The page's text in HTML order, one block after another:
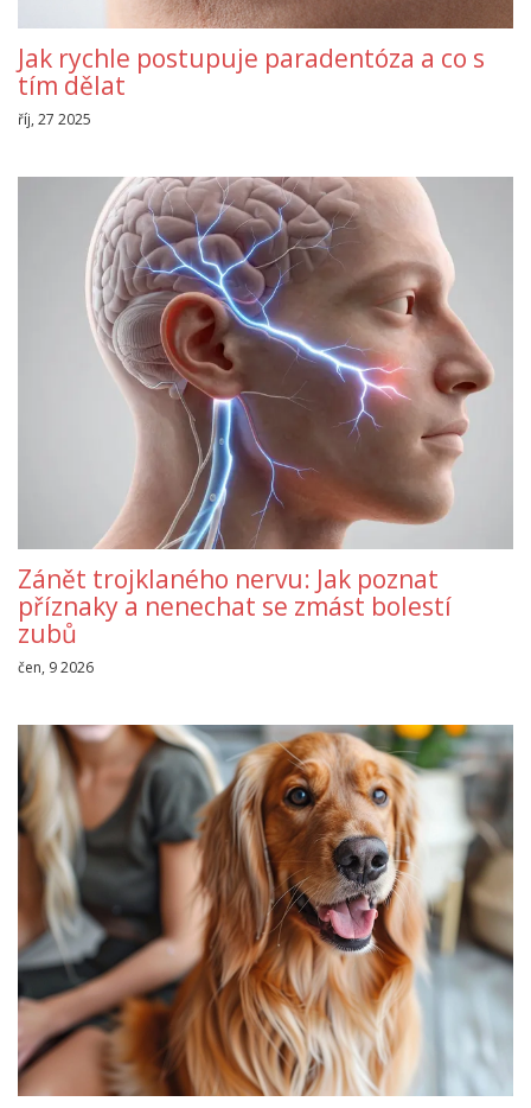
Jak rychle postupuje paradentóza a co s
tím dělat
říj, 27 2025
Zánět trojklaného nervu: Jak poznat
příznaky a nenechat se zmást bolestí
zubů
čen, 9 2026